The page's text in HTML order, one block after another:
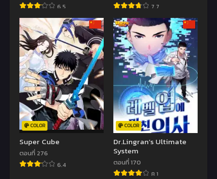
6.5 7.7
COLOR
Super Cube
ตอนที่ 276
6.4
COLOR
Dr.Lingran’s Ultimate
System
ตอนที่ 170
8.1